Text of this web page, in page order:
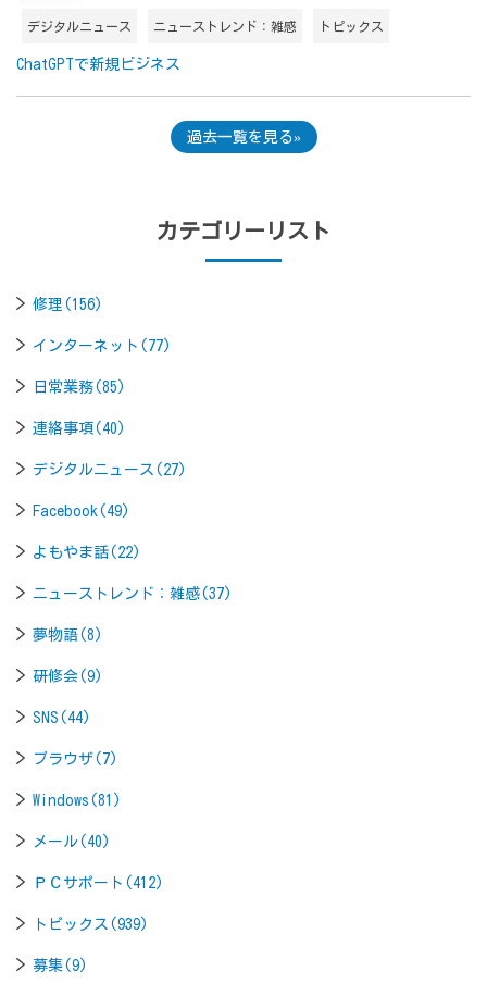
デジタルニュース ニューストレンド：雑感 トピックス
ChatGPTで新規ビジネス
過去一覧を見る
カテゴリーリスト
修理(156)
インターネット(77)
日常業務(85)
連絡事項(40)
デジタルニュース(27)
Facebook(49)
よもやま話(22)
ニューストレンド：雑感(37)
夢物語(8)
研修会(9)
SNS(44)
ブラウザ(7)
Windows(81)
メール(40)
ＰＣサポート(412)
トピックス(939)
募集(9)